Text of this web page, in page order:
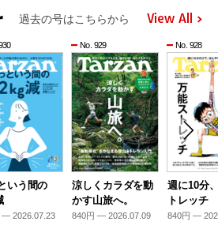
過去の号はこちらから View All
いう間の
— 2026.07.23
No. 929
涼しくカラダを動
かす山旅へ。
840円 — 2026.07.09
No. 928
週に10分
トレッチ
840円 —